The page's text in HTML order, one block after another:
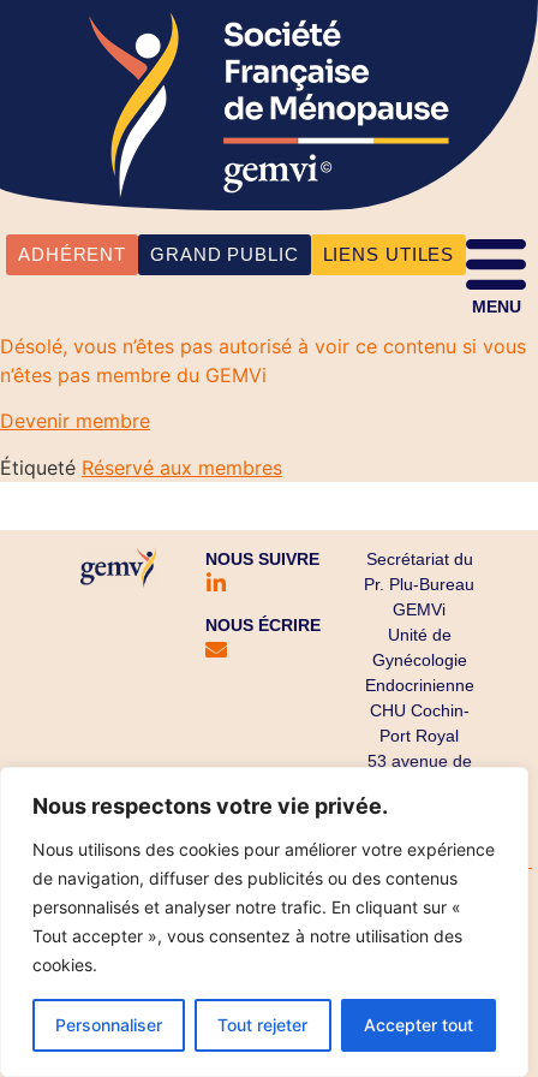
Nous respectons votre vie privée.
Nous utilisons des cookies pour améliorer votre expérience
de navigation, diffuser des publicités ou des contenus
personnalisés et analyser notre trafic. En cliquant sur «
Tout accepter », vous consentez à notre utilisation des
cookies.
Personnaliser Tout rejeter Accepter tout
ADHÉRENT GRAND PUBLIC LIENS UTILES
MENU
Désolé, vous n’êtes pas autorisé à voir ce contenu si vous
n’êtes pas membre du GEMVi
Devenir membre
Étiqueté Réservé aux membres
NOUS SUIVRE
NOUS ÉCRIRE
Secrétariat du
Pr. Plu-Bureau
GEMVi
Unité de
Gynécologie
Endocrinienne
CHU Cochin-
Port Royal
53 avenue de
75679 Paris
Copyright ©
2025
Mentions légales
Réalisation IPT